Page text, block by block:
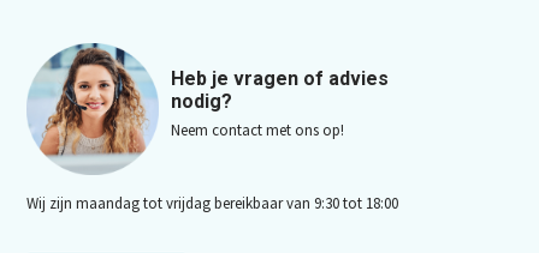
Heb je vragen of advies
nodig?
Neem contact met ons op!
Wij zijn maandag tot vrijdag bereikbaar van 9:30 tot 18:00